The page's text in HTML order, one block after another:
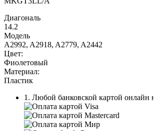
Диагональ
14.2
Модель
A2992, A2918, A2779, A2442
Цвет:
Фиолетовый
Материал:
Пластик
1. Любой банковской картой онлайн